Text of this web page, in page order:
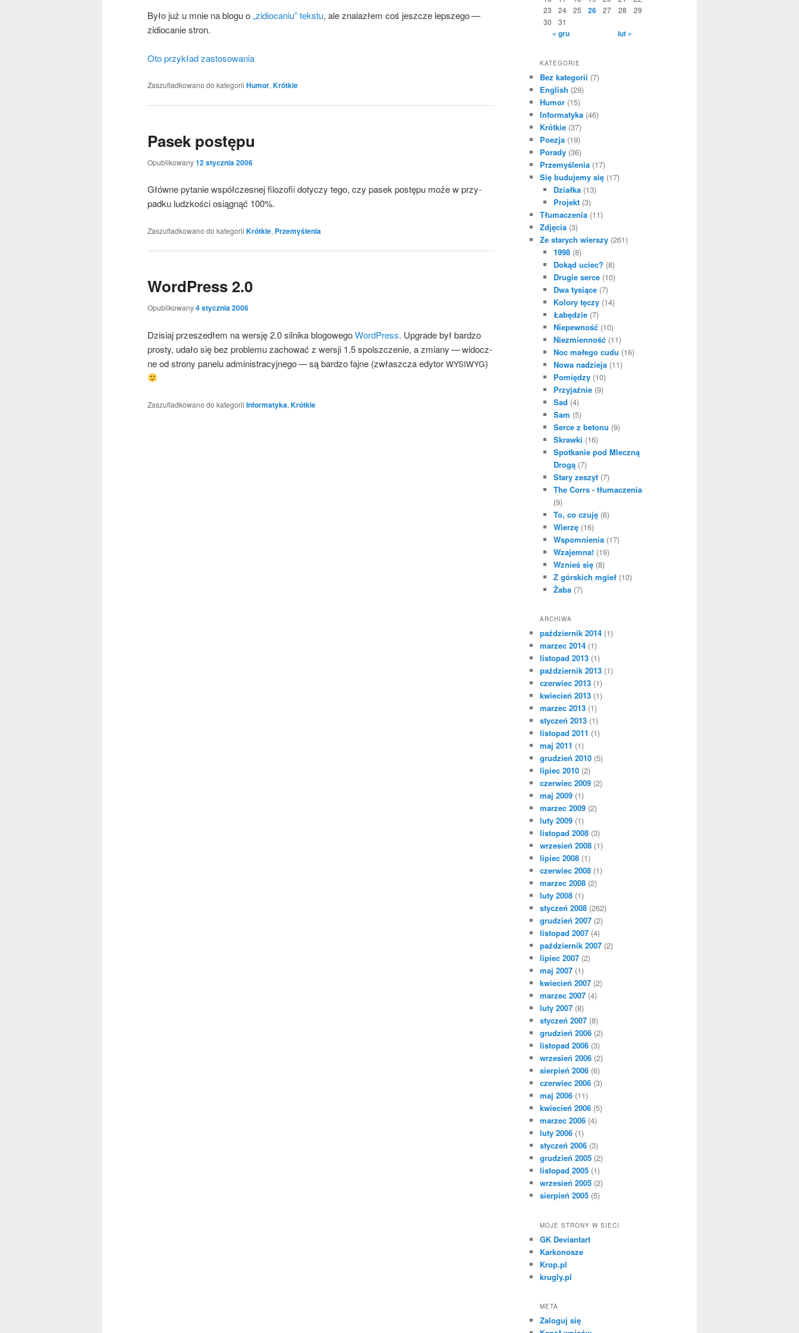
Było już u mnie na blo­gu o„zidio­ca­niu” tek­stu, ale zna­la­złem coś jesz­cze lep­sze­go —
zidio­ca­nie stron.
Oto przy­kład zastosowania
Zaszufladkowano do kategorii Humor, Krótkie
Pasek postępu
Opublikowany12 stycznia 2006
Głów­ne pyta­nie współ­cze­snej filo­zo­fii doty­czy tego, czy pasek postę­pu może w przy­
pad­ku ludz­ko­ści osią­gnąć 100%.
Zaszufladkowano do kategorii Krótkie, Przemyślenia
WordPress 2.0
Opublikowany4 stycznia 2006
Dzi­siaj prze­sze­dłem na wer­sję 2.0 sil­ni­ka blo­go­we­goWord­Press. Upgra­de był bar­dzo
pro­sty, uda­ło się bez pro­ble­mu zacho­wać z wer­sji 1.5 spo­lsz­cze­nie, a zmia­ny — widocz­
ne od stro­ny pane­lu admi­ni­stra­cyj­ne­go — są bar­dzo faj­ne (zwłasz­cza edy­tor WYSIWYG)
Zaszufladkowano do kategorii Informatyka, Krótkie
23
24 25 26 27 28
29
30
31
« gru lut »
KATEGORIE
Bez kategorii (7)
English (29)
Humor (15)
Informatyka (46)
Krótkie (37)
Poezja (19)
Porady (36)
Przemyślenia (17)
Się budujemy się (17)
Działka(13)
Projekt(3)
Tłumaczenia (11)
Zdjęcia (3)
Ze starych wierszy (261)
1998(8)
Dokąd uciec? (8)
Drugie serce(10)
Dwa tysiące(7)
Kolory tęczy(14)
Łabędzie(7)
Niepewność(10)
Niezmienność(11)
Noc małego cudu (16)
Nowa nadzieja(11)
Pomiędzy(10)
Przyjaźnie(9)
Sad (4)
Sam (5)
Serce z betonu (9)
Skrawki (16)
Spotkanie pod Mleczną
Drogą(7)
Stary zeszyt(7)
The Corrs - tłumaczenia
(9)
To, co czuję(6)
Wierzę(16)
Wspomnienia(17)
Wzajemna!(19)
Wznieś się(8)
Z górskich mgieł(10)
Żaba(7)
ARCHIWA
październik 2014 (1)
marzec 2014 (1)
listopad 2013 (1)
październik 2013 (1)
czerwiec 2013 (1)
kwiecień 2013 (1)
marzec 2013 (1)
styczeń 2013 (1)
listopad 2011 (1)
maj 2011 (1)
grudzień 2010 (5)
lipiec 2010 (2)
czerwiec 2009 (2)
maj 2009 (1)
marzec 2009 (2)
luty 2009 (1)
listopad 2008 (3)
wrzesień 2008 (1)
lipiec 2008 (1)
czerwiec 2008 (1)
marzec 2008 (2)
luty 2008 (1)
styczeń 2008 (262)
grudzień 2007 (2)
listopad 2007 (4)
październik 2007 (2)
lipiec 2007 (2)
maj 2007 (1)
kwiecień 2007 (2)
marzec 2007 (4)
luty 2007 (8)
styczeń 2007 (8)
grudzień 2006 (2)
listopad 2006 (3)
wrzesień 2006 (2)
sierpień 2006 (6)
czerwiec 2006 (3)
maj 2006 (11)
kwiecień 2006 (5)
marzec 2006 (4)
luty 2006 (1)
styczeń 2006 (3)
grudzień 2005 (2)
listopad 2005 (1)
wrzesień 2005 (2)
sierpień 2005 (5)
MOJE STRONY W SIECI
GK Deviantart
Karkonosze
Krop.pl
krugly.pl
META
Zaloguj się